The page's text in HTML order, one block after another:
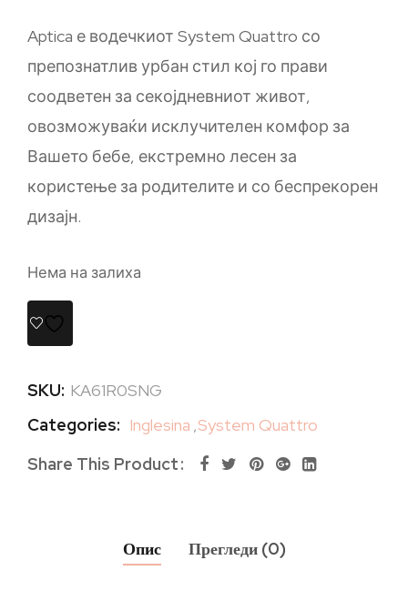
Aptica е водечкиот System Quattro со
препознатлив урбан стил кој го прави
соодветен за секојдневниот живот,
овозможуваќи исклучителен комфор за
Вашето бебе, екстремно лесен за
користење за родителите и со беспрекорен
дизајн.
Нема на залиха
SKU: KA61R0SNG
Categories: Inglesina ,System Quattro
Share This Product
Опис Прегледи (0)